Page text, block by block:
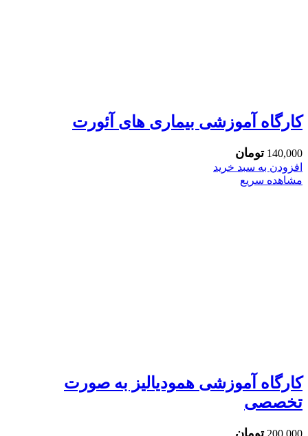
کارگاه آموزشی بیماری های آئورت
140,000 تومان
افزودن به سبد خرید
مشاهده سریع
کارگاه آموزشی همودیالیز به صورت
تخصصی
200,000 تومان